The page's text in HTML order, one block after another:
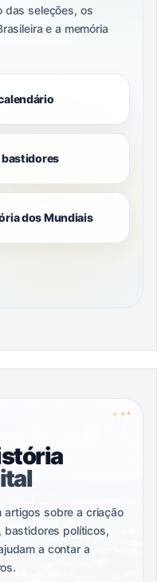
das seleções, os
e a memória
bastidores
dos Mundiais
✦ ✦✦
artigos sobre a criação
bastidores políticos,
a contar a